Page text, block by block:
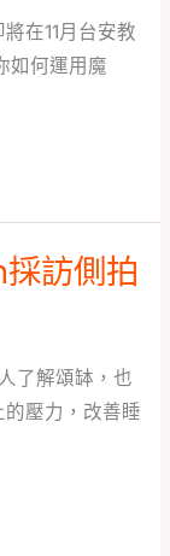
在11月台安教
如何運用魔
訪側拍
了解頌缽，也
壓力，改善睡